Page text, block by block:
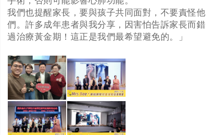
我們也提醒家長，要與孩子共同面對，不要責怪他
們。許多成年患者與我分享，因害怕告訴家長而錯
過治療黃金期！這正是我們最希望避免的。」